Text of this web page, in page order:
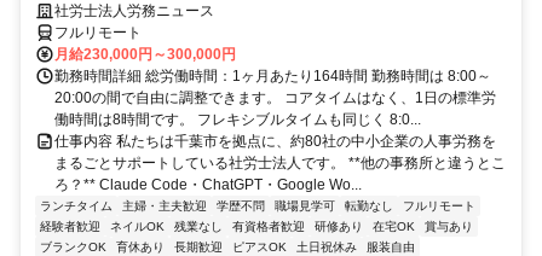
社労士法人労務ニュース
フルリモート
月給230,000円～300,000円
勤務時間詳細 総労働時間：1ヶ月あたり164時間 勤務時間は 8:00～
20:00の間で自由に調整できます。 コアタイムはなく、1日の標準労
働時間は8時間です。 フレキシブルタイムも同じく 8:0...
仕事内容 私たちは千葉市を拠点に、約80社の中小企業の人事労務を
まるごとサポートしている社労士法人です。 **他の事務所と違うとこ
ろ？** Claude Code・ChatGPT・Google Wo...
ランチタイム 主婦・主夫歓迎 学歴不問 職場見学可 転勤なし
フルリモート
経験者歓迎
ネイルOK 残業なし 有資格者歓迎 研修あり 在宅OK
賞与あり
ブランクOK
育休あり 長期歓迎 ピアスOK 土日祝休み 服装自由